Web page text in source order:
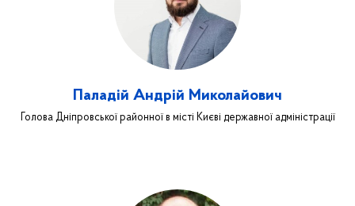
Паладій Андрій Миколайович
Голова Дніпровської районної в місті Києві державної адміністрації